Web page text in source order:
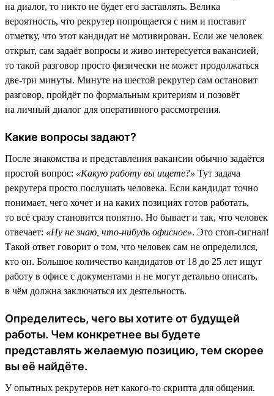
на диалог, то никто не будет его заставлять. Велика
вероятность, что рекрутер попрощается с ним и поставит
отметку, что этот кандидат не мотивирован. Если же человек
открыт, сам задаёт вопросы и живо интересуется вакансией,
то такой разговор просто физически не может продолжаться
две-три минуты. Минуте на шестой рекрутер сам остановит
разговор, пройдёт по формальным критериям и позовёт
на личный диалог для оперативного рассмотрения.
Какие вопросы задают?
После знакомства и представления вакансии обычно задаётся
простой вопрос: «Какую работу вы ищете?» Тут задача
рекрутера просто послушать человека. Если кандидат точно
понимает, чего хочет и на каких позициях готов работать,
то всё сразу становится понятно. Но бывает и так, что человек
отвечает: «Ну не знаю, что-нибудь офисное». Это стоп-сигнал!
Такой ответ говорит о том, что человек сам не определился,
кто он. Большое количество кандидатов от 18 до 25 лет ищут
работу в офисе с документами и не могут детально описать,
в чём должна заключаться их деятельность.
Определитесь, чего вы хотите от будущей
работы. Чем конкретнее вы будете
представлять желаемую позицию, тем скорее
вы её найдёте.
У опытных рекрутеров нет какого-то скрипта для общения.